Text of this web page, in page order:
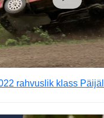
rahvuslik klass